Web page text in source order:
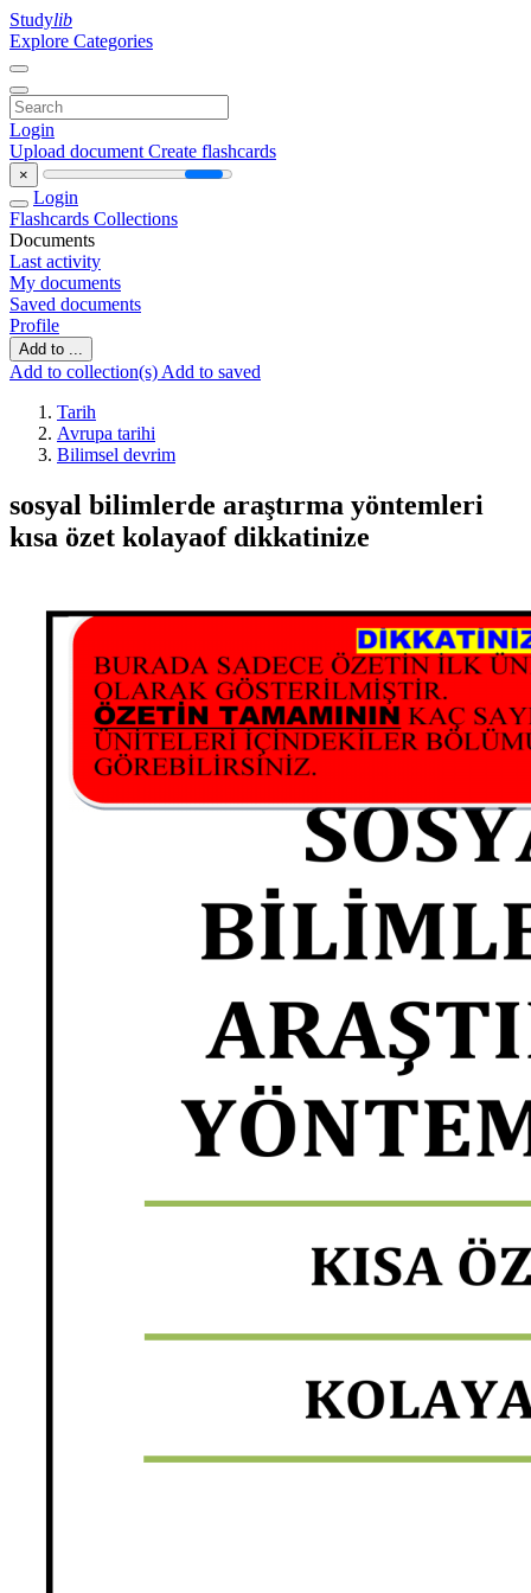
Studylib
Explore Categories
Login
Upload document Create flashcards
×
Login
Flashcards Collections
Documents
Last activity
My documents
Saved documents
Profile
Add to ...
Add to collection(s) Add to saved
Tarih
Avrupa tarihi
Bilimsel devrim
sosyal bilimlerde araştırma yöntemleri
kısa özet kolayaof dikkatinize